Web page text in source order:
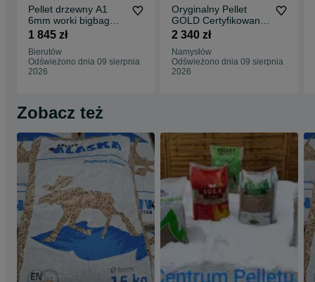
Pellet drzewny A1
6mm worki bigbag
1000kg sprzedaż od
1 tony cena
1500netto
1 845 zł
Bierutów
Odświeżono dnia 09 sierpnia
2026
Oryginalny Pellet
GOLD Certyfikowany
ENplus A1 mega
jakość Dostawa
Gratis
2 340 zł
Namysłów
Odświeżono dnia 09 sierpnia
2026
Zobacz też